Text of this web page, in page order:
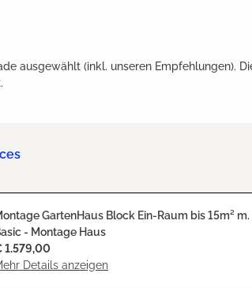
ausgewählt (inkl. unseren Empfehlungen).
GartenHaus Block Ein-Raum bis 15m² m.
- Montage Haus
Details anzeigen
1.579,00